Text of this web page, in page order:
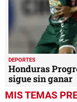
DEPORTES
Honduras
sigue sin ganar
MIS TEMAS